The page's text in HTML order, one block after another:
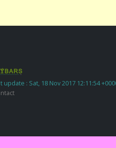
update : Sat, 18 Nov 2017 12:11:54